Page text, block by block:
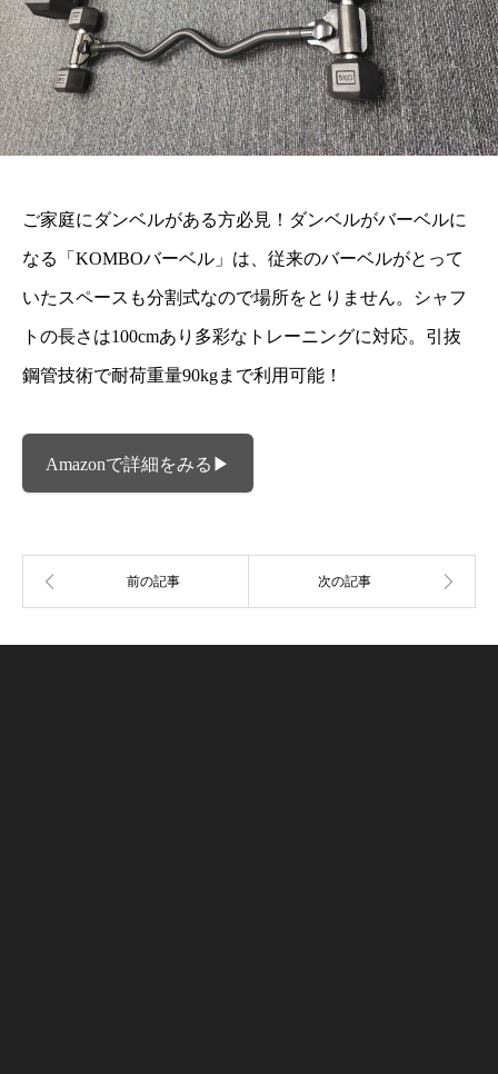
ご家庭にダンベルがある方必見！ダンベルがバーベルに
なる「KOMBOバーベル」は、従来のバーベルがとって
いたスペースも分割式なので場所をとりません。シャフ
トの長さは100cmあり多彩なトレーニングに対応。引抜
鋼管技術で耐荷重量90kgまで利用可能！
Amazonで詳細をみる▶︎